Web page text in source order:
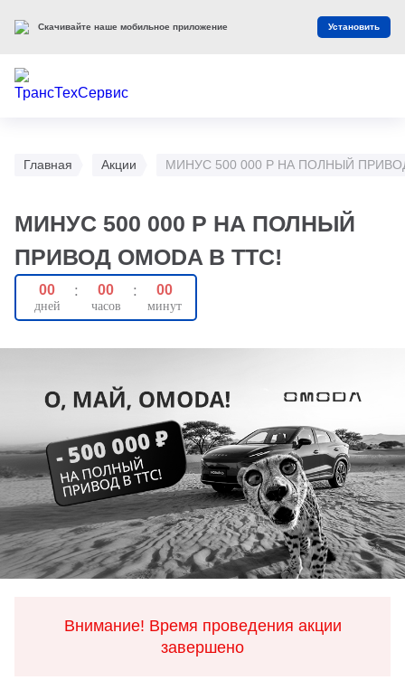
Главная Акции МИНУС 500 000 Р НА ПОЛНЫЙ
МИНУС 500 000 Р НА ПОЛНЫЙ
ПРИВОД ОМОDA В ТТС!
00 : 00 : 00
Внимание! Время проведения акции
завершено
Скачивайте наше мобильное приложение Установить